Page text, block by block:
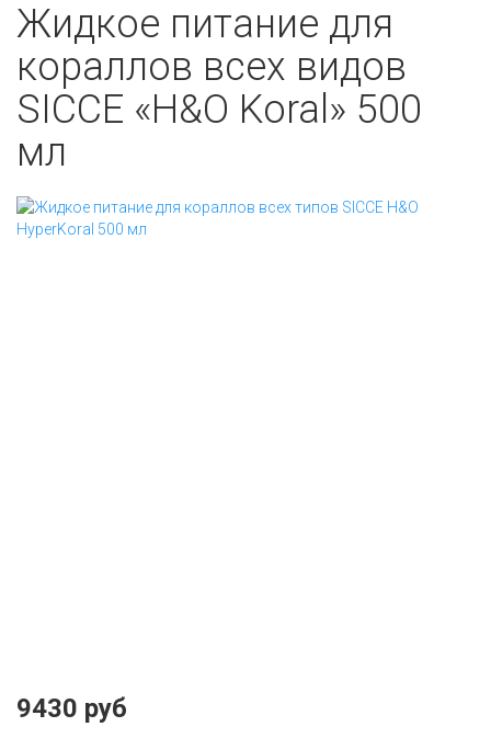
Жидкое питание для
кораллов всех видов
SICCE «H&O Koral» 500
мл
9430 руб